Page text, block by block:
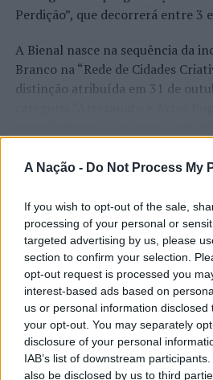
A Nação - Do Not Process My
If you wish to opt-out of the sale,
processing of your personal or
targeted advertising by us, please
section to confirm your selection.
opt-out request is processed you
interest-based ads based on
us or personal information
your opt-out. You may separately
disclosure of your personal
IAB’s list of downstream
also be disclosed by us to third
Perdição”, que decorrerá entre 3
A Bienal nasce na sequência da
Branco na “Rede de Cidades
distinção atribuída em 31 de
de Castelo Branco”, uma das
da identidade albicastrense.
Ao longo de dois dias,
internacionais, investigadores,
institucionais, organismos
ensino superior e cidades
Cidades Criativas da UNESCO”
públicas, inovação,
internacionalização,
preservação dos saberes
CONTINUAR A
ATUALIDADE
Covilhã: Especialista
investimento
valorização
motores do
Interior